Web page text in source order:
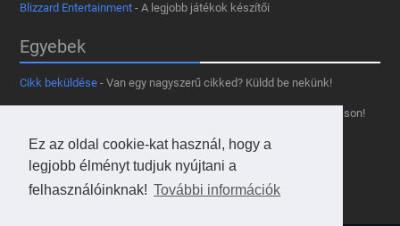
Ez az oldal cookie-kat használ, hogy a
legjobb élményt tudjuk nyújtani a
felhasználóinknak! További információk
Blizzard Entertainment - A legjobb játékok készítői
Egyebek
Cikk beküldése - Van egy nagyszerű cikked? Küldd be nekünk!
- Tetszik az oldal? Segíts, hogy fennmaradhasson!
Kapcsolat, médiaajánlat- Lépj velünk kapcsolatba!
Használd a tooltipünket- A saját oldaladon is!